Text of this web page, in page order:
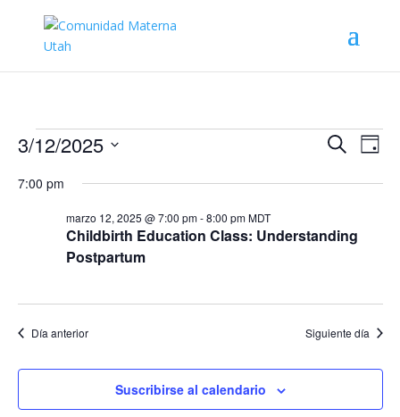
Eventos
marzo
2025 vistas
Buscar
de
Día
3/12/2025
fecha.
7:00 pm
Childbirth Education Class: Understanding
Postpartum
marzo 12, 2025 @ 7:00 pm-8:00 pm MDT
Día anterior Siguiente día
Suscribirse al calendario